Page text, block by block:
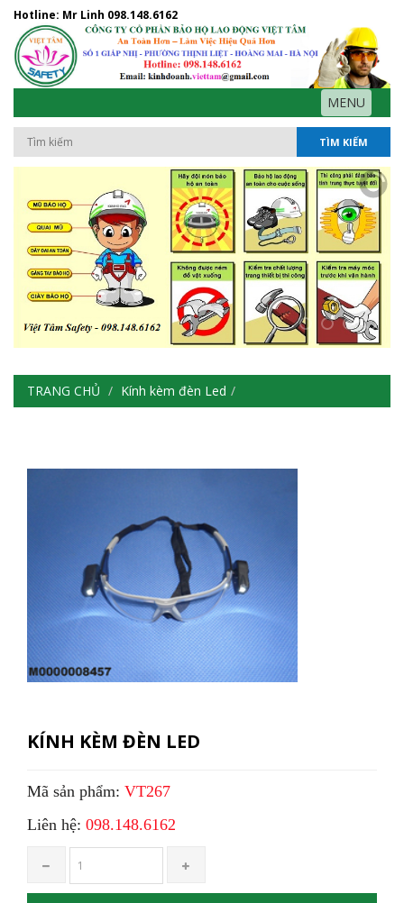
Hotline: Mr Linh 098.148.6162
MENU
TÌM KIẾM
TRANG CHỦ Kính kèm đèn Led
KÍNH KÈM ĐÈN LED
Mã sản phẩm: VT267
Liên hệ: 098.148.6162